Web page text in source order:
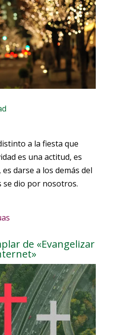
a la fiesta que
es una actitud, es
darse a los demás del
se dio por nosotros.
de «Evangelizar